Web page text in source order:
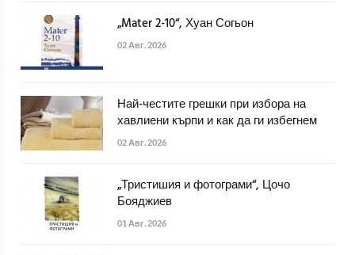
„Mater 2-10“, Хуан Согьон
02 Авг. 2026
Най-честите грешки при избора на
хавлиени кърпи и как да ги избегнем
02 Авг. 2026
„Тристишия и фотограми“, Цочо
Бояджиев
01 Авг. 2026